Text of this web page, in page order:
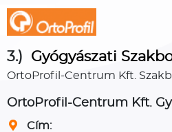
3.) Gyógyászati
OrtoProfil-Centrum Kft.
OrtoProfil-Centrum Kft.
Cím: